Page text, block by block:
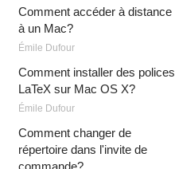
Comment accéder à distance
à un Mac?
Émile Dufour
Comment installer des polices
LaTeX sur Mac OS X?
Émile Dufour
Comment changer de
répertoire dans l'invite de
commande?